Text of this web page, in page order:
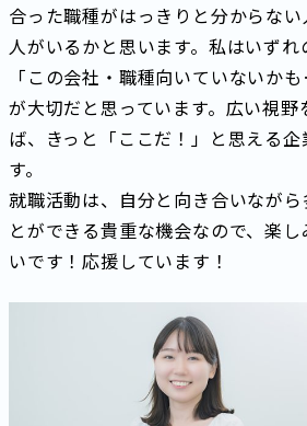
合った職種がはっきりと分からな
人がいるかと思います。私はいずれ
「この会社・職種向いていないか
が大切だと思っています。広い視野
ば、きっと「ここだ！」と思える
す。
就職活動は、自分と向き合いなが
とができる貴重な機会なので、楽
いです！応援しています！